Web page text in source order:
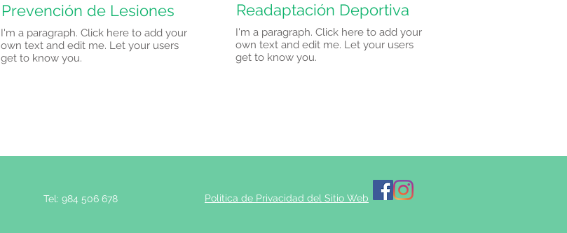
Prevención de Lesiones
I'm a paragraph. Click here to add your
own text and edit me. Let your users
get to know you.
Readaptación Deportiva
I'm a paragraph. Click here to add your
own text and edit me. Let your users
get to know you.
Tel: 984 506 678 Politica de Privacidad del Sitio Web